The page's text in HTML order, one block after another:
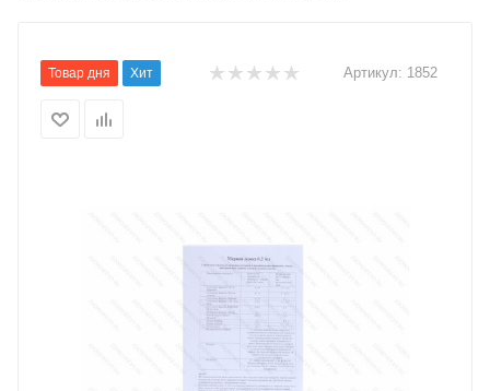
Товар дня Хит Артикул: 1852